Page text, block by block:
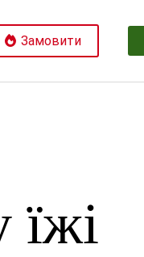
Замовити
їжі